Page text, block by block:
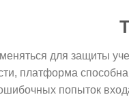
для защиты
платформа
попыток